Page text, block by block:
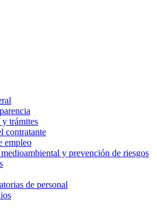
trámites
contratante
empleo
y prevención de riesgos
de personal